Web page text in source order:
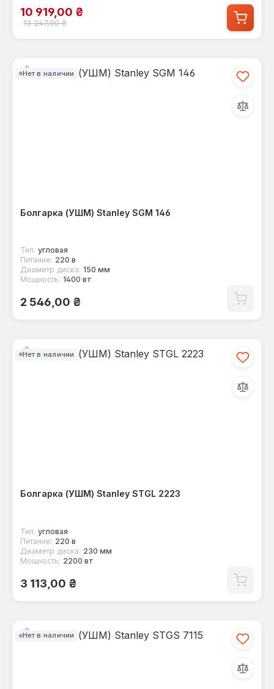
Цена продажи:
10 919,00 ₴
Обычная цена:
13 247,00 ₴
Нет в наличии
Болгарка (УШМ) Stanley SGM 146
Тип: угловая
Питание: 220 в
Диаметр диска: 150 мм
Мощность: 1400 вт
Обычная цена:
2 546,00 ₴
Нет в наличии
Болгарка (УШМ) Stanley STGL 2223
Тип: угловая
Питание: 220 в
Диаметр диска: 230 мм
Мощность: 2200 вт
Обычная цена:
3 113,00 ₴
Нет в наличии